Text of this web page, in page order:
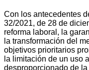
Con los antecedentes
32/2021, de 28 de
reforma laboral, la
la transformación del
objetivos prioritarios
la limitación de un uso
desproporcionado de